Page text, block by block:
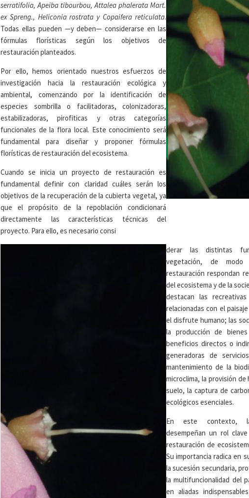
serratifolia, Apeiba tibourbou, Attalea phalerata Mart.
ex Spreng., Heliconia rostrata y Copaifera reticulata.
Todas ellas pueden —y deben— considerarse en las
fórmulas florísticas según los objetivos de
restauración planteados.
Por ello, hemos orientado nuestros esfuerzos de
investigación hacia la restauración ecológica y
ambiental, comenzando por la identificación de
especies sombrilla o facilitadoras, colonizadoras,
estabilizadoras, pirofiticas y otras categorías
funcionales de la flora local. Este conocimiento será
fundamental para diseñar y proponer fórmulas
florísticas de restauración del ecosistema.
Cuando se inicia un proyecto de restauración es
fundamental definir con claridad cuáles serán los
objetivos de la recuperación de la cubierta vegetal, ya
que el propósito de la repoblación condicionará
directamente las características técnicas del
proyecto. Para ello, es necesario consi
derar las distintas
vegetación, de
restauración respondan
del ecosistema y de la
destacan las
relacionadas con el
el disfrute humano; las
la producción de
beneficios directos o
generadoras de
mantenimiento de la
microclima, la provisión
suelo, la captura de
ecológicos esenciales.
En este contexto,
desempeñan un rol
restauración de
Su importancia radica en
la sucesión secundaria,
la multifuncionalidad del
en aliadas